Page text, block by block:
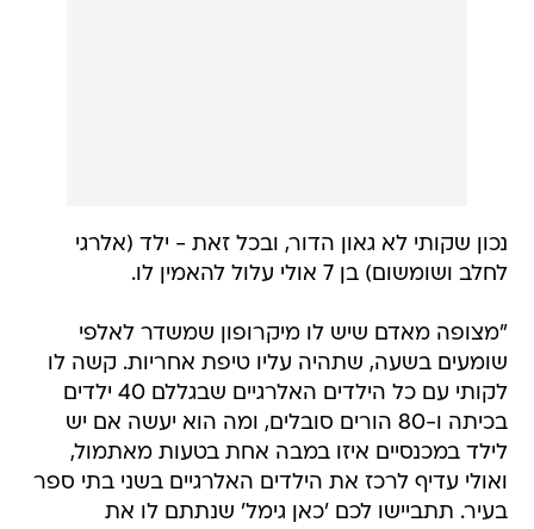
נכון שקותי לא גאון הדור, ובכל זאת - ילד (אלרגי
לחלב ושומשום) בן 7 אולי עלול להאמין לו.
"מצופה מאדם שיש לו מיקרופון שמשדר לאלפי
שומעים בשעה, שתהיה עליו טיפת אחריות. קשה לו
לקותי עם כל הילדים האלרגיים שבגללם 40 ילדים
בכיתה ו-80 הורים סובלים, ומה הוא יעשה אם יש
לילד במכנסיים איזו במבה אחת בטעות מאתמול,
ואולי עדיף לרכז את הילדים האלרגיים בשני בתי ספר
בעיר. תתביישו לכם 'כאן גימל' שנתתם לו את